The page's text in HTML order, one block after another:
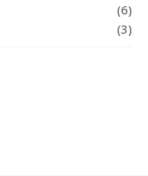
(6)
(3)